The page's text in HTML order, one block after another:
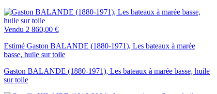
Vendu 2 860,00 €
Estimé Gaston BALANDE (1880-1971), Les bateaux à marée
basse, huile sur toile
Gaston BALANDE (1880-1971), Les bateaux à marée basse, huile
sur toile